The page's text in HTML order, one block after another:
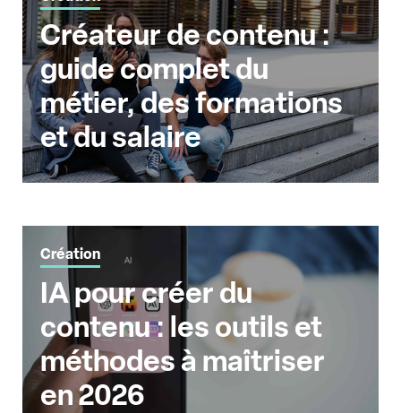
Créateur de contenu :
guide complet du
métier, des formations
et du salaire
Création
IA pour créer du
contenu : les outils et
méthodes à maîtriser
en 2026